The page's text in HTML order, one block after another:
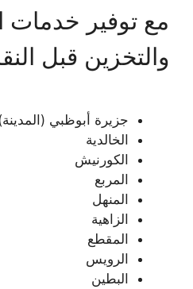
مع توفير خدمات
والتخزين قبل
جزيرة أبوظبي
الخالدية
الكورنيش
المربع
المنهل
الزاهية
المقطع
الرويس
البطين